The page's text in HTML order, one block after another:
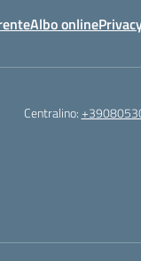
Albo online
Centralino: